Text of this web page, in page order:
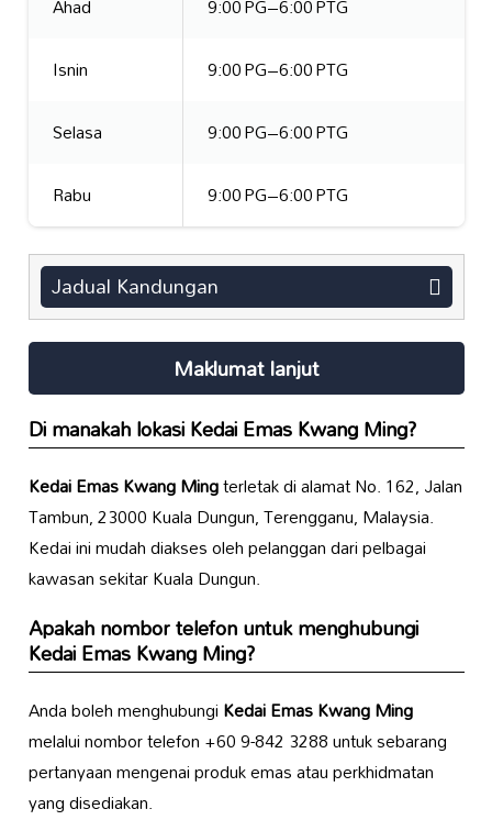
Isnin
9:00 PG–6:00 PTG
Selasa
9:00 PG–6:00 PTG
Rabu
9:00 PG–6:00 PTG
Jadual Kandungan
Maklumat lanjut
Di manakah lokasiKedai Emas Kwang Ming?
Kedai Emas Kwang Mingterletak di alamat No. 162, Jalan
Tambun, 23000 Kuala Dungun, Terengganu, Malaysia.
Kedai ini mudah diakses oleh pelanggan dari pelbagai
kawasan sekitar Kuala Dungun.
Apakah nombor telefon untuk menghubungi
Kedai Emas Kwang Ming?
Anda boleh menghubungiKedai Emas Kwang Ming
melalui nombor telefon +60 9-842 3288 untuk sebarang
pertanyaan mengenai produk emas atau perkhidmatan
yang disediakan.